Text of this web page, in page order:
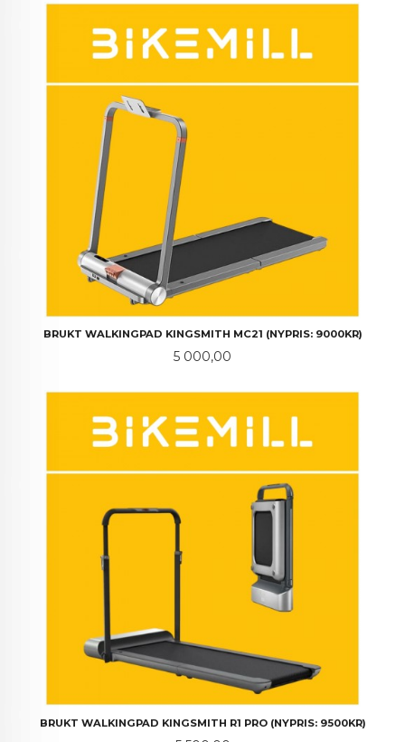
BRUKT WALKINGPAD KINGSMITH MC21 (NYPRIS: 9000KR)
Pris
5 000,00
BRUKT WALKINGPAD KINGSMITH R1 PRO (NYPRIS: 9500KR)